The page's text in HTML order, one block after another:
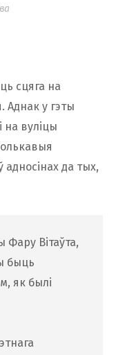
сцяга на
Аднак у гэты
на вуліцы
да тых,
Фару Вітаўта,
быць
як былі